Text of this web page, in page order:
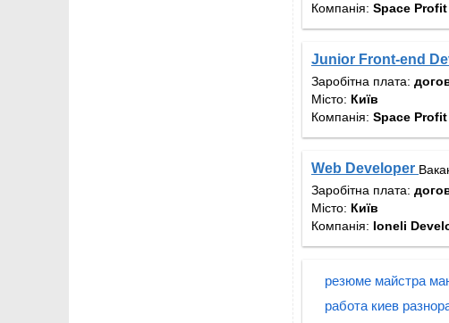
Компанія: Space Profit
Junior Front-end
Заробітна плата:
Місто: Київ
Компанія: Space Profit
Web Developer
Заробітна плата:
Місто: Київ
Компанія: Ioneli
резюме майстра
работа киев